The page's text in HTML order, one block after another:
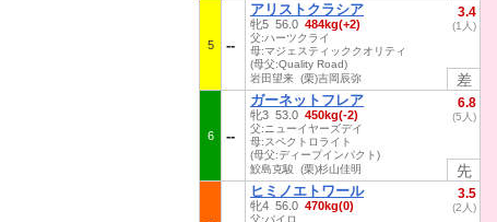
5
アリストクラシア
牝5 56.0 484kg(+2)
父:ハーツクライ
母:マジェスティッククオリティ
(母父:Quality Road)
岩田望来 (栗)吉岡辰弥
3.4
(1人)
差
6
ガーネットフレア
牝3 53.0 450kg(-2)
父:ニューイヤーズデイ
母:スペクトロライト
(母父:ディープインパクト)
鮫島克駿 (栗)杉山佳明
6.8
(5人)
先
ヒミノエトワール
牝4 56.0 470kg(0)
父:パイロ
3.5
(2人)